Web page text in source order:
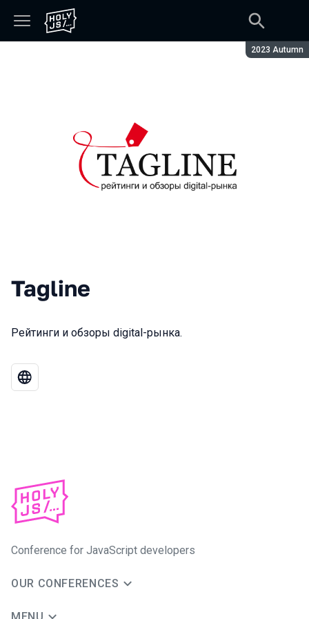
Season:
2023 Autumn
Tagline
Рейтинги и обзоры digital-рынка.
Conference for JavaScript developers
OUR CONFERENCES